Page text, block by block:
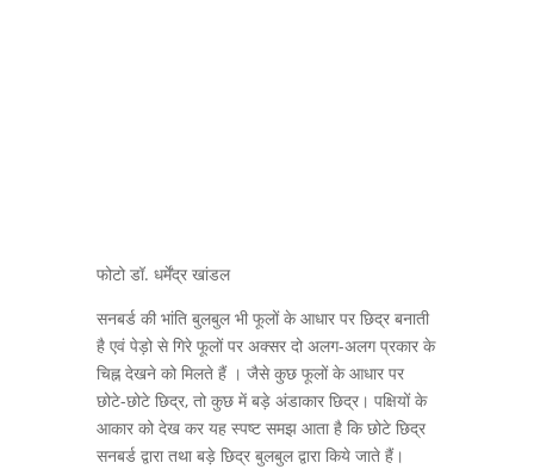
फोटो डॉ. धर्मेंद्र खांडल
सनबर्ड की भांति बुलबुल भी फूलों के आधार पर छिद्र बनाती
है एवं पेड़ो से गिरे फूलों पर अक्सर दो अलग-अलग प्रकार के
चिह्न देखने को मिलते हैं । जैसे कुछ फूलों के आधार पर
छोटे-छोटे छिद्र, तो कुछ में बड़े अंडाकार छिद्र। पक्षियों के
आकार को देख कर यह स्पष्ट समझ आता है कि छोटे छिद्र
सनबर्ड द्वारा तथा बड़े छिद्र बुलबुल द्वारा किये जाते हैं।